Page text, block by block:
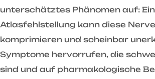
unterschätztes Phänomen auf:
Atlasfehlstellung kann diese
komprimieren und scheinbar
Symptome hervorrufen, die
sind und auf pharmakologische